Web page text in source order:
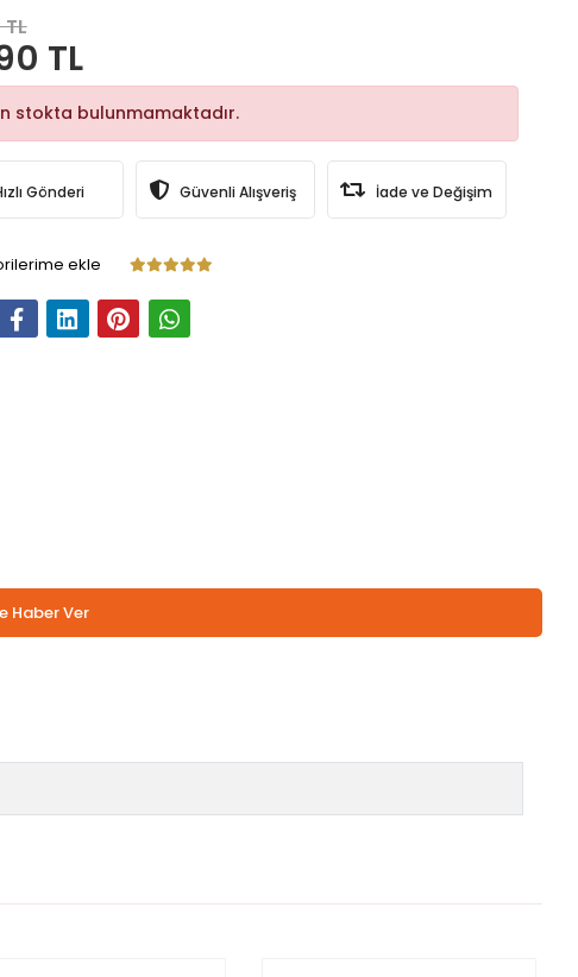
TL
stokta bulunmamaktadır.
Gönderi Güvenli Alışveriş İade ve Değişim
ekle
Haber Ver